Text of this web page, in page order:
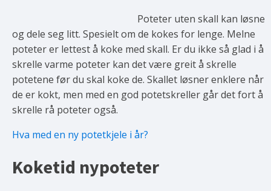
Poteter uten skall kan løsne
og dele seg litt. Spesielt om de kokes for lenge. Melne
poteter er lettest å koke med skall. Er du ikke så glad i å
skrelle varme poteter kan det være greit å skrelle
potetene før du skal koke de. Skallet løsner enklere når
de er kokt, men med en god potetskreller går det fort å
skrelle rå poteter også.
Hva med en ny potetkjele i år?
Koketid nypoteter